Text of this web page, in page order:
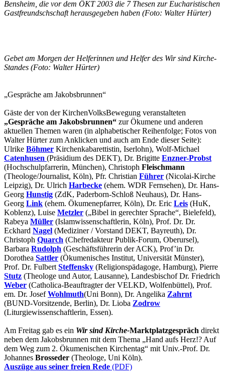
Bensheim, die vor dem ÖKT 2003 die 7 Thesen zur Eucharistischen
Gastfreundschschaft herausgegeben haben (Foto: Walter Hürter)
Gebet am Morgen der Helferinnen und Helfer des Wir sind Kirche-
Standes (Foto: Walter Hürter)
„Gespräche am Jakobsbrunnen“
Gäste der von der KirchenVolksBewegung veranstalteten
„Gespräche am Jakobsbrunnen“ zur Ökumene und anderen
aktuellen Themen waren (in alphabetischer Reihenfolge; Fotos von
Walter Hürter zum Anklicken und auch am Ende dieser Seite):
Ulrike Böhmer Kirchenkabarettistin, Iserlohn), Wolf-Michael
Catenhusen (Präsidium des DEKT), Dr. Brigitte Enzner-Probst
(Hochschulpfarrerin, München), Christoph Fleischmann
(Theologe/Journalist, Köln), Pfr. Christian Führer (Nicolai-Kirche
Leipzig), Dr. Ulrich Harbecke (ehem. WDR Fernsehen), Dr. Hans-
Georg Hunstig (ZdK, Paderborn-Schloß Neuhaus), Dr. Hans-
Georg Link (ehem. Ökumenepfarrer, Köln), Dr. Eric Leis (HuK,
Koblenz), Luise Metzler („Bibel in gerechter Sprache“, Bielefeld),
Rabeya Müller (Islamwissenschaftlerin, Köln), Prof. Dr. Dr.
Eckhard Nagel (Mediziner / Vorstand DEKT, Bayreuth), Dr.
Christoph Quarch (Chefredakteur Publik-Forum, Oberursel),
Barbara Rudolph (Geschäftsführerin der ACK), Prof’in Dr.
Dorothea Sattler (Ökumenisches Institut, Universität Münster),
Prof. Dr. Fulbert Steffensky (Religionspädagoge, Hamburg), Pierre
Stutz (Theologe und Autor, Lausanne), Landesbischof Dr. Friedrich
Weber (Catholica-Beauftragter der VELKD, Wolfenbüttel), Prof.
em. Dr. JosefWohlmuth(Uni Bonn), Dr. Angelika Zahrnt
(BUND-Vorsitzende, Berlin), Dr. Lioba Zodrow
(Liturgiewissenschaftlerin, Essen).
Am Freitag gab es ein Wir sind Kirche-Marktplatzgespräch direkt
neben dem Jakobsbrunnen mit dem Thema „Hand aufs Herz!? Auf
dem Weg zum 2. Ökumenischen Kirchentag“ mit Univ.-Prof. Dr.
Johannes Brosseder (Theologe, Uni Köln).
Auszüge aus seiner freien Rede (PDF)